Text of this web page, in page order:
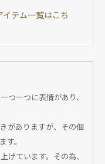
イテム一覧はこち
つ一つに表情があり、
がありますが、その個
。
げています。その為、